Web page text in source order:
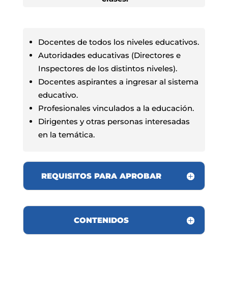
Docentes de todos los niveles educativos.
Autoridades educativas (Directores e
Inspectores de los distintos niveles).
Docentes aspirantes a ingresar al sistema
educativo.
Profesionales vinculados a la educación.
Dirigentes y otras personas interesadas
en la temática.
REQUISITOS PARA APROBAR
CONTENIDOS